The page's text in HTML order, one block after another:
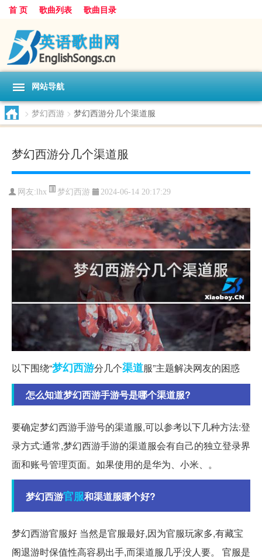
首 页 歌曲列表 歌曲目录
网站导航
> 梦幻西游 > 梦幻西游分几个渠道服
梦幻西游分几个渠道服
网友: lhx 梦幻西游 2024-06-14 20:17:29
以下围绕“梦幻西游分几个渠道服”主题解决网友的困惑
怎么知道梦幻西游手游号是哪个渠道服?
要确定梦幻西游手游号的渠道服,可以参考以下几种方法:登
录方式:通常,梦幻西游手游的渠道服会有自己的独立登录界
面和账号管理页面。如果使用的是华为、小米、。
梦幻西游官服和渠道服哪个好?
梦幻西游官服好 当然是官服最好,因为官服玩家多,有藏宝
阁退游时保值性高容易出手,而渠道服几乎没人要。 官服是